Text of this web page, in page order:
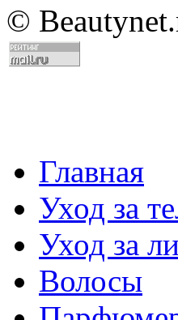
©
Главная
Уход за
Уход за
Волосы